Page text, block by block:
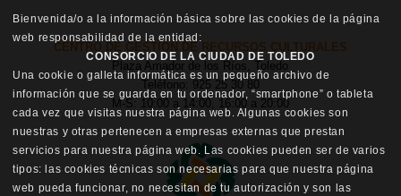
CENTRO DE GESTIÓN DE RECURSOS CULTURALES
Plaza Amador de los Ríos, Toledo
Teléfono: 925 25 30 80
M-S: 10:00 a 14:00, 16:00 a 20:00
Bienvenida/o a la información básica sobre las cookies de la página
web responsabilidad de la entidad:
CONSORCIO DE LA CIUDAD DE TOLEDO
Una cookie o galleta informática es un pequeño archivo de
información que se guarda en tu ordenador, “smartphone” o tableta
cada vez que visitas nuestra página web. Algunas cookies son
nuestras y otras pertenecen a empresas externas que prestan
servicios para nuestra página web. Las cookies pueden ser de varios
tipos: las cookies técnicas son necesarias para que nuestra página
web pueda funcionar, no necesitan de tu autorización y son las